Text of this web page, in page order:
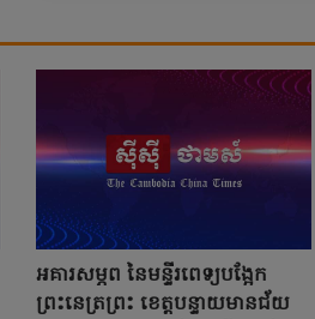
អគារសម្ភព នៃមន្ទីរពេទ្យបង្អែក
ព្រះនេត្រព្រះ ខេត្តបន្ទាយមានជ័យ